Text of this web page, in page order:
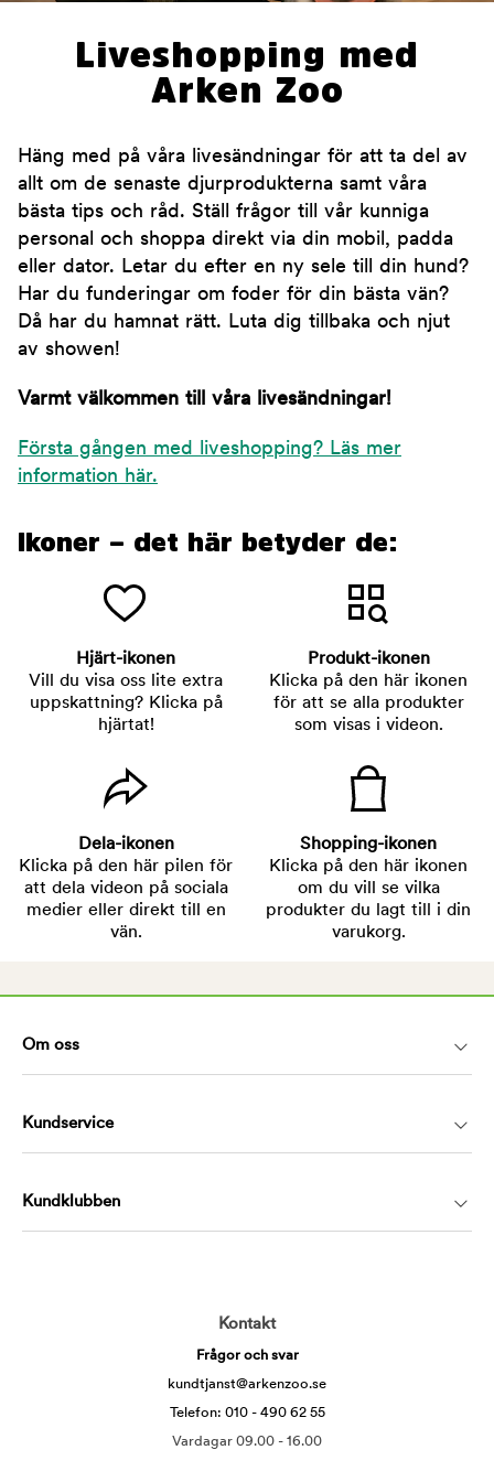
Liveshopping med
Arken Zoo
Häng med på våra livesändningar för att ta del av
allt om de senaste djurprodukterna samt våra
bästa tips och råd. Ställ frågor till vår kunniga
personal och shoppa direkt via din mobil, padda
eller dator. Letar du efter en ny sele till din hund?
Har du funderingar om foder för din bästa vän?
Då har du hamnat rätt. Luta dig tillbaka och njut
av showen!
Varmt välkommen till våra livesändningar!
Första gången med liveshopping? Läs mer
information här.
Ikoner – det här betyder de:
Hjärt-ikonen
Vill du visa oss lite extra
uppskattning? Klicka på
hjärtat!
Produkt-ikonen
Klicka på den här ikonen
för att se alla produkter
som visas i videon.
Dela-ikonen
Klicka på den här pilen för
att dela videon på sociala
medier eller direkt till en
vän.
Shopping-ikonen
Klicka på den här ikonen
om du vill se vilka
produkter du lagt till i din
varukorg.
Om oss
Kundservice
Kundklubben
Kontakt
Frågor och svar
kundtjanst@arkenzoo.se
Telefon: 010 - 490 62 55
Vardagar 09.00 - 16.00